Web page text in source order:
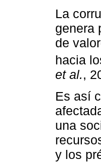
La
genera
de
hacia
et al.,
Es así
una
y los